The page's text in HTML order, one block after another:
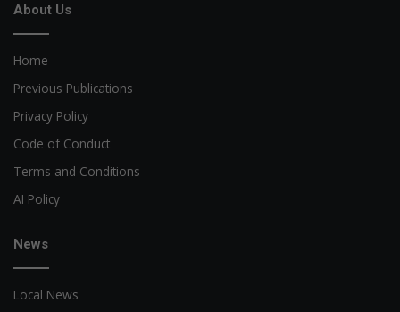
About Us
Home
Previous Publications
Privacy Policy
Code of Conduct
Terms and Conditions
AI Policy
News
Local News